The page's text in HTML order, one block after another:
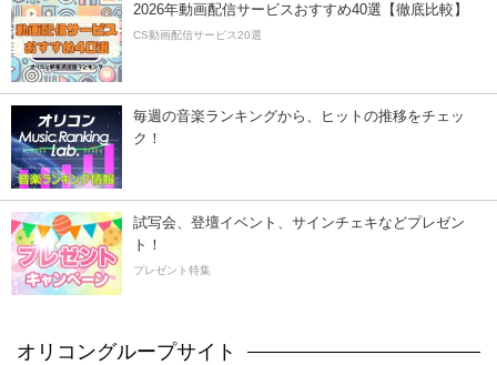
2026年動画配信サービスおすすめ40選【徹底比較】
CS動画配信サービス20選
毎週の音楽ランキングから、ヒットの推移をチェッ
ク！
試写会、登壇イベント、サインチェキなどプレゼン
ト！
プレゼント特集
オリコングループサイト